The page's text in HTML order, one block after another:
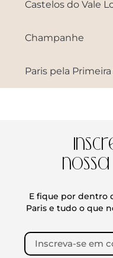
Castelos do Vale
Champanhe
Paris pela
E fique por dentro
Paris e tudo o que